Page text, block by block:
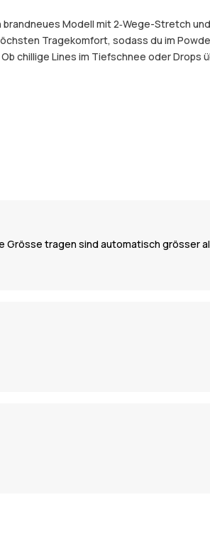
Modell mit 2‑Wege-Stretch
Tragekomfort, sodass du im
chillige Lines im Tiefschnee oder
tragen sind automatisch grösser